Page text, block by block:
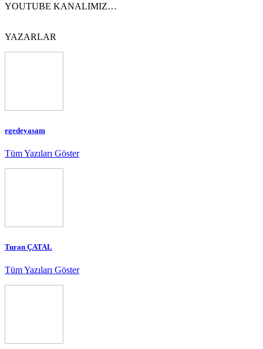
YOUTUBE KANALIMIZ…
YAZARLAR
egedeyasam
Tüm Yazıları Göster
Turan ÇATAL
Tüm Yazıları Göster